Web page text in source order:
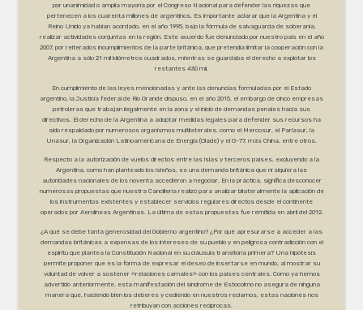
por unanimidad o amplia mayoría por el Congreso Nacional para defender las riquezas que
pertenecen a los cuarenta millones de argentinos. Es importante aclarar que la Argentina y el
Reino Unido ya habían acordado, en el año 1995, bajo la fórmula de salvaguarda de soberanía,
realizar actividades conjuntas en la región. Este acuerdo fue denunciado por nuestro país en el año
2007, por reiterados incumplimientos de la parte británica, que pretendía limitar la cooperación con la
Argentina a sólo 21 mil kilómetros cuadrados, mientras se guardaba el derecho a explotar los
restantes 430 mil.
En cumplimiento de las leyes mencionadas y ante las denuncias formuladas por el Estado
argentino, la Justicia federal de Río Grande dispuso, en el año 2015, el embargo de cinco empresas
petroleras que trabajan ilegalmente en la zona y el inicio de demandas penales hacia sus
directivos. El derecho de la Argentina a adoptar medidas legales para defender sus recursos ha
sido respaldado por numerosos organismos multilaterales, como el Mercosur, el Parlasur, la
Unasur, la Organización Latinoamericana de Energía (Olade) y el G-77, más China, entre otros.
Respecto a la autorización de vuelos directos entre las islas y terceros países, excluyendo a la
Argentina, como han planteado los isleños, es una demanda británica que ni siquiera las
autoridades nacionales de los noventa accedieron a negociar. En la práctica, significa desconocer
numerosas propuestas que nuestra Cancillería realizó para analizar bilateralmente la aplicación de
los instrumentos existentes y establecer servicios regulares directos desde el continente
operados por Aerolíneas Argentinas. La última de estas propuestas fue remitida en abril del 2012.
¿A qué se debe tanta generosidad del Gobierno argentino? ¿Por qué apresurarse a acceder a las
demandas británicas a expensas de los intereses de su pueblo y en peligrosa contradicción con el
espíritu que plantea la Constitución Nacional en su cláusula transitoria primera? Una hipótesis
permite proponer que es la forma de expresar el deseo de insertarse en mundo, al mostrar su
voluntad de volver a sostener «relaciones carnales» con los países centrales. Como ya hemos
advertido anteriormente, esta manifestación del síndrome de Estocolmo no asegura de ninguna
manera que, haciendo bien los deberes y cediendo en nuestros reclamos, estas naciones nos
retribuyan con acciones recíprocas.